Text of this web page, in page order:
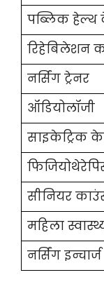
पब्लिक हेल्थ
रिहेबिलेशन
नर्सिंग ट्रेनर
ऑडियोलॉजी
साइकेट्रिक
सीनियर
महिला
नर्सिंग इन्चार्ज